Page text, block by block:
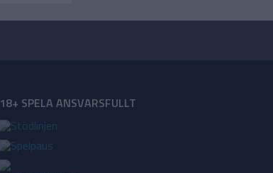
18+ SPELA ANSVARSFULLT